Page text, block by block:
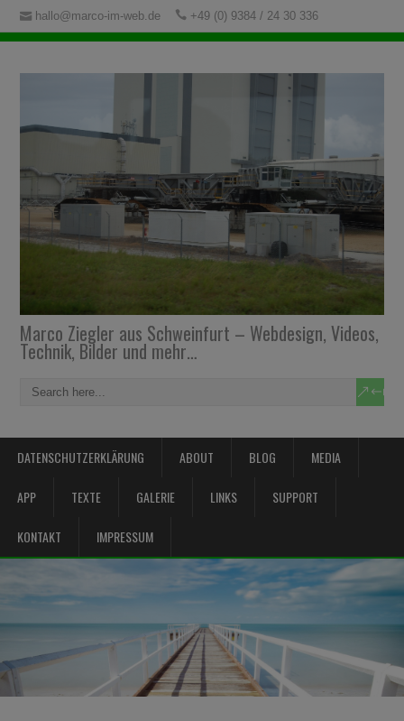
hallo@marco-im-web.de +49 (0) 9384 / 24 30 336
Marco Ziegler aus Schweinfurt – Webdesign, Videos,
Technik, Bilder und mehr…
DATENSCHUTZERKLÄRUNG ABOUT BLOG MEDIA
APP TEXTE GALERIE LINKS SUPPORT
KONTAKT IMPRESSUM